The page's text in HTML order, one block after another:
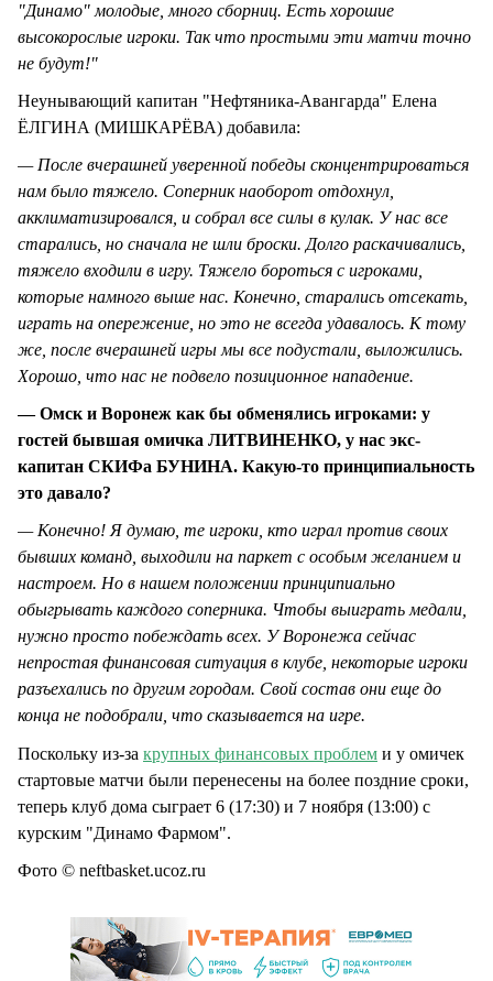
"Динамо" молодые, много сборниц. Есть хорошие
высокорослые игроки. Так что простыми эти матчи точно
не будут!"
Неунывающий капитан "Нефтяника-Авангарда" Елена
ЁЛГИНА (МИШКАРЁВА) добавила:
— После вчерашней уверенной победы сконцентрироваться
нам было тяжело. Соперник наоборот отдохнул,
акклиматизировался, и собрал все силы в кулак. У нас все
старались, но сначала не шли броски. Долго раскачивались,
тяжело входили в игру. Тяжело бороться с игроками,
которые намного выше нас. Конечно, старались отсекать,
играть на опережение, но это не всегда удавалось. К тому
же, после вчерашней игры мы все подустали, выложились.
Хорошо, что нас не подвело позиционное нападение.
— Омск и Воронеж как бы обменялись игроками: у
гостей бывшая омичка ЛИТВИНЕНКО, у нас экс-
капитан СКИФа БУНИНА. Какую-то принципиальность
это давало?
— Конечно! Я думаю, те игроки, кто играл против своих
бывших команд, выходили на паркет с особым желанием и
настроем. Но в нашем положении принципиально
обыгрывать каждого соперника. Чтобы выиграть медали,
нужно просто побеждать всех. У Воронежа сейчас
непростая финансовая ситуация в клубе, некоторые игроки
разъехались по другим городам. Свой состав они еще до
конца не подобрали, что сказывается на игре.
Поскольку из-за крупных финансовых проблем и у омичек
стартовые матчи были перенесены на более поздние сроки,
теперь клуб дома сыграет 6 (17:30) и 7 ноября (13:00) с
курским "Динамо Фармом".
Фото © neftbasket.ucoz.ru